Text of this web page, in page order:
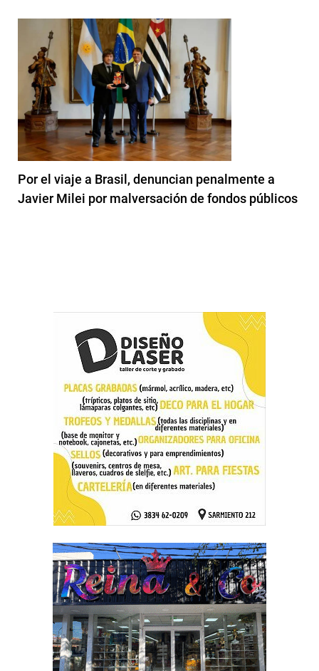
Por el viaje a Brasil, denuncian penalmente a
Javier Milei por malversación de fondos públicos